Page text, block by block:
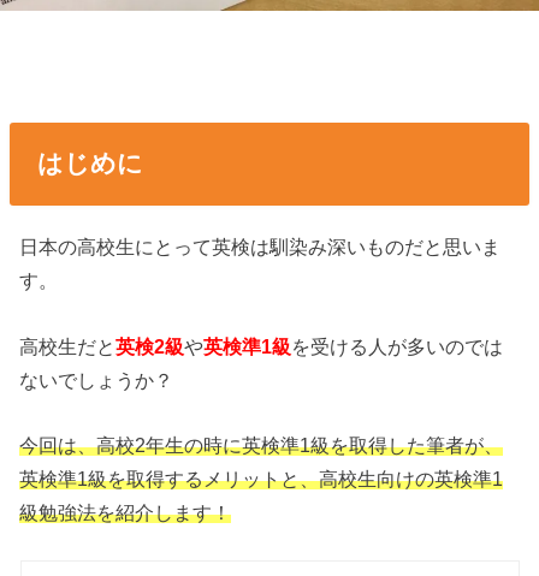
はじめに
日本の高校生にとって英検は馴染み深いものだと思いま
す。
高校生だと英検2級や英検準1級を受ける人が多いのでは
ないでしょうか？
今回は、高校2年生の時に英検準1級を取得した筆者が、
英検準1級を取得するメリットと、高校生向けの英検準1
級勉強法を紹介します！